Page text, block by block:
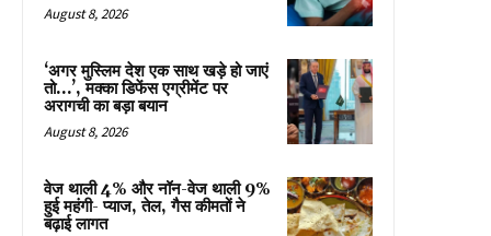
August 8, 2026
‘अगर मुस्लिम देश एक साथ खड़े हो जाएं
तो…’, मक्का डिफेंस एग्रीमेंट पर
अरागची का बड़ा बयान
August 8, 2026
वेज थाली 4% और नॉन-वेज थाली 9%
हुई महंगी- प्याज, तेल, गैस कीमतों ने
बढ़ाई लागत